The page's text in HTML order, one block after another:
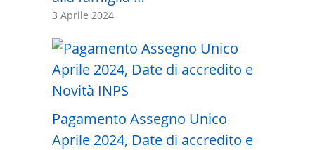
3 Aprile 2024
Pagamento Assegno Unico
Aprile 2024, Date di accredito e